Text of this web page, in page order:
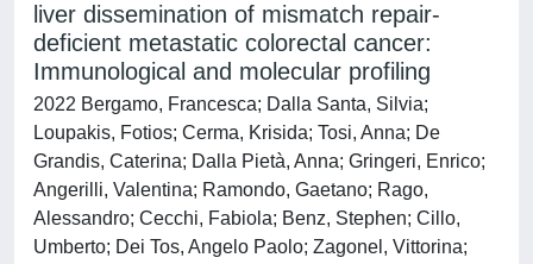
liver dissemination of mismatch repair-
deficient metastatic colorectal cancer:
Immunological and molecular profiling
2022 Bergamo, Francesca; Dalla Santa, Silvia;
Loupakis, Fotios; Cerma, Krisida; Tosi, Anna; De
Grandis, Caterina; Dalla Pietà, Anna; Gringeri, Enrico;
Angerilli, Valentina; Ramondo, Gaetano; Rago,
Alessandro; Cecchi, Fabiola; Benz, Stephen; Cillo,
Umberto; Dei Tos, Angelo Paolo; Zagonel, Vittorina;